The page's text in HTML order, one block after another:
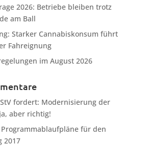
2026: Betriebe bleiben trotz
am Ball
Starker Cannabiskonsum führt
Fahreignung
im August 2026
fordert: Modernisierung der
aber richtig!
Programmablaufpläne für den
2017